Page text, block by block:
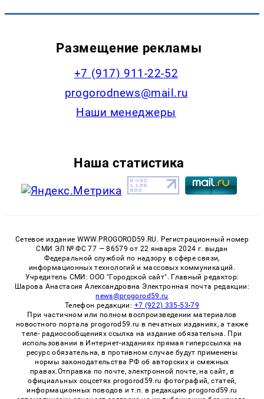
Размещение рекламы
+7 (917) 911-22-52
progorodnews@mail.ru
Наши менеджеры
Наша статистика
Сетевое издание WWW.PROGOROD59.RU. Регистрационный номер
СМИ ЭЛ № ФС 77 — 86579 от 22 января 2024 г. выдан
Федеральной службой по надзору в сфере связи,
информационных технологий и массовых коммуникаций.
Учредитель СМИ: ООО "Городской сайт". Главный редактор:
Шарова Анастасия Александровна Электронная почта редакции:
news@progorod59.ru
Телефон редакции: +7 (922) 335-53-79
При частичном или полном воспроизведении материалов
новостного портала progorod59.ru в печатных изданиях, а также
теле- радиосообщениях ссылка на издание обязательна. При
использовании в Интернет-изданиях прямая гиперссылка на
ресурс обязательна, в противном случае будут применены
нормы законодательства РФ об авторских и смежных
правах.Отправка по почте, электронной почте, на сайт, в
официальных соцсетях progorod59.ru фотографий, статей,
информационных поводов и т.п. в редакцию progorod59.ru